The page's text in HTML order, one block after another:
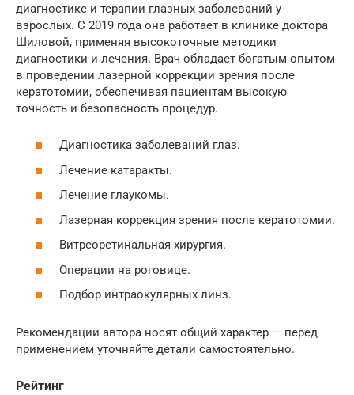
диагностике и терапии глазных заболеваний у
взрослых. С 2019 года она работает в клинике доктора
Шиловой, применяя высокоточные методики
диагностики и лечения. Врач обладает богатым опытом
в проведении лазерной коррекции зрения после
кератотомии, обеспечивая пациентам высокую
точность и безопасность процедур.
Диагностика заболеваний глаз.
Лечение катаракты.
Лечение глаукомы.
Лазерная коррекция зрения после кератотомии.
Витреоретинальная хирургия.
Операции на роговице.
Подбор интраокулярных линз.
Рекомендации автора носят общий характер — перед
применением уточняйте детали самостоятельно.
Рейтинг